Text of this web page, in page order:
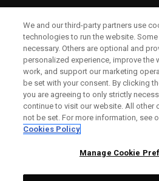
A PROPOS
MENTIONS
We and our third-party partners use
technologies to run the website.
necessary. Others are optional and
personalized experience, improve the
work, and support our marketing
be set with your consent. By clicking
you are agreeing to only strictly
continue to visit our website. All other
not be set. For more information, see
Cookies Policy
Manage Cookie